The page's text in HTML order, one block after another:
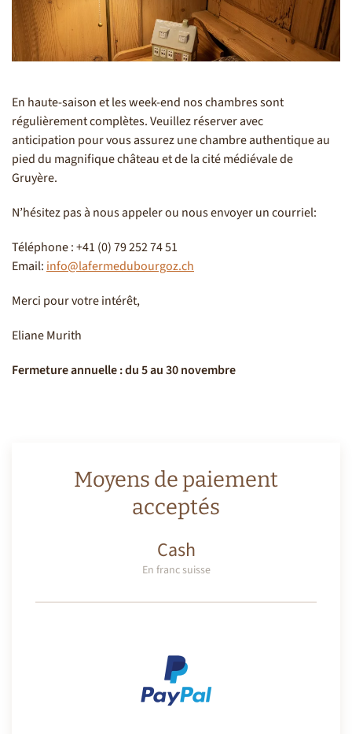
En haute-saison et les week-end nos chambres sont
régulièrement complètes. Veuillez réserver avec
anticipation pour vous assurez une chambre authentique au
pied du magnifique château et de la cité médiévale de
Gruyère.
N’hésitez pas à nous appeler ou nous envoyer un courriel:
Téléphone : +41 (0) 79 252 74 51
Email: info@lafermedubourgoz.ch
Merci pour votre intérêt,
Eliane Murith
Fermeture annuelle : du 5 au 30 novembre
Moyens de paiement
acceptés
Cash
En franc suisse